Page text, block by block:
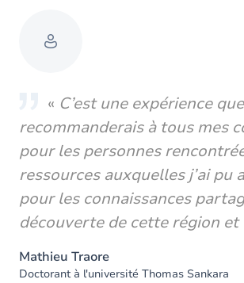
« C’est une expérience
recommanderais à tous mes
pour les personnes
ressources auxquelles j’ai pu
pour les connaissances
découverte de cette région et
Mathieu Traore
Doctorant à l'université Thomas Sankara